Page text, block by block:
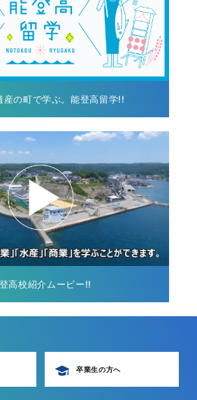
産の町で学ぶ。能登高留学!!
高校紹介ムービー!!
卒業生の方へ